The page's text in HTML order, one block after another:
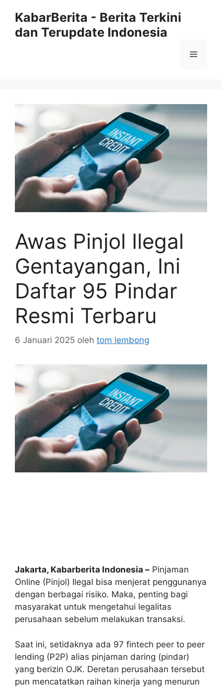
KabarBerita - Berita Terkini
dan Terupdate Indonesia
Menu
Awas Pinjol Ilegal
Gentayangan, Ini
Daftar 95 Pindar
Resmi Terbaru
6 Januari 2025 oleh tom lembong
Jakarta, Kabarberita Indonesia – Pinjaman
Online (Pinjol) Ilegal bisa menjerat penggunanya
dengan berbagai risiko. Maka, penting bagi
masyarakat untuk mengetahui legalitas
perusahaan sebelum melakukan transaksi.
Saat ini, setidaknya ada 97 fintech peer to peer
lending (P2P) alias pinjaman daring (pindar)
yang berizin OJK. Deretan perusahaan tersebut
pun mencatatkan raihan kinerja yang menurun